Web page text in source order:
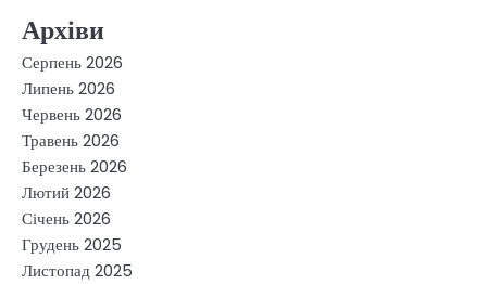
Архіви
Серпень 2026
Липень 2026
Червень 2026
Травень 2026
Березень 2026
Лютий 2026
Січень 2026
Грудень 2025
Листопад 2025